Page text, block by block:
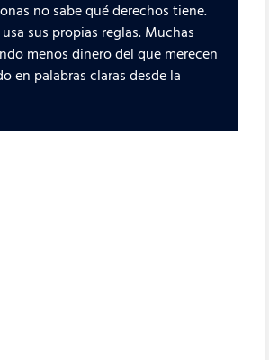
no sabe qué derechos tiene.
sus propias reglas. Muchas
menos dinero del que merecen
en palabras claras desde la